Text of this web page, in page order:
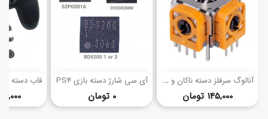
آ
نالوگ سرفلز دسته ناکان و ریزر
قیمت145,000 تومان
آی سی شارژ دسته بازی PS4
قیمت 0 تومان 690,000